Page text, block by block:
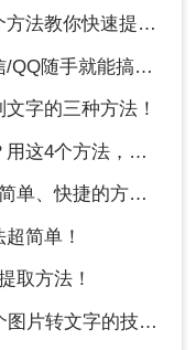
无需另存，直接
，日常生活里用
右下角的“...”，
发、复制、收
教你快速提取！
，真不用装一堆软件！
字的三种方法！
法，轻松搞定！
、快捷的方法！
简单！
取方法！
的技巧，太实用了！